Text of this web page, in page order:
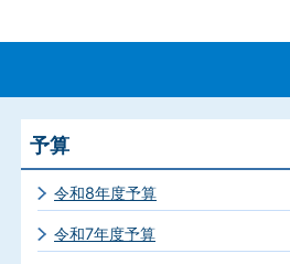
予算
令和8年度予算
令和7年度予算